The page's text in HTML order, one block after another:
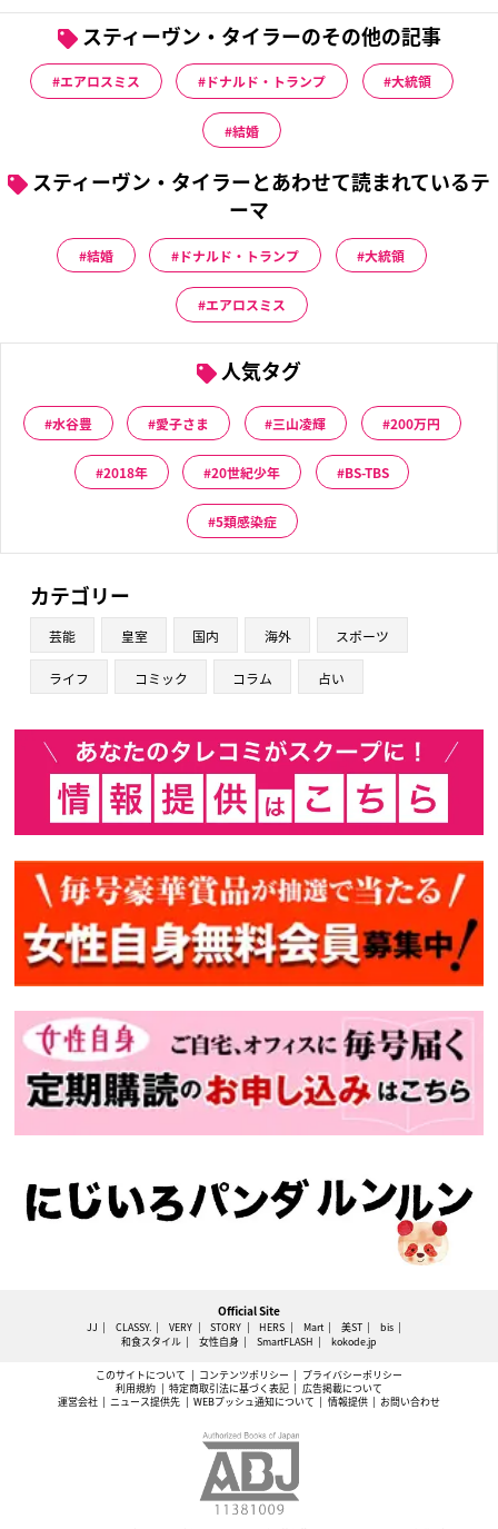
スティーヴン・タイラーのその他の記事
エアロスミス ドナルド・トランプ 大統領
結婚
スティーヴン・タイラーとあわせて読まれているテ
ーマ
結婚 ドナルド・トランプ 大統領
エアロスミス
人気タグ
水谷豊 愛子さま 三山凌輝 200万円
2018年 20世紀少年 BS-TBS
5類感染症
カテゴリー
芸能 皇室 国内 海外 スポーツ
ライフ コミック コラム 占い
Official Site
JJ CLASSY. VERY STORY HERS Mart 美ST
bis
和食スタイル
女性自身 SmartFLASH kokode.jp
このサイトについて コンテンツポリシー
プライバシーポリシー
利用規約
特定商取引法に基づく表記
広告掲載について
運営会社
ニュース提供先 WEBプッシュ通知について 情報提供 お問い合わせ